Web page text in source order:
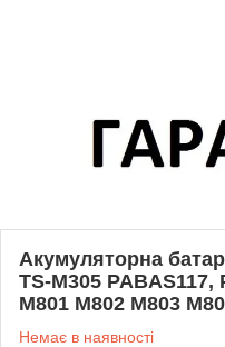
Акумуляторна
TS-M305 PABAS117,
M801 M802 M803
Немає в наявності